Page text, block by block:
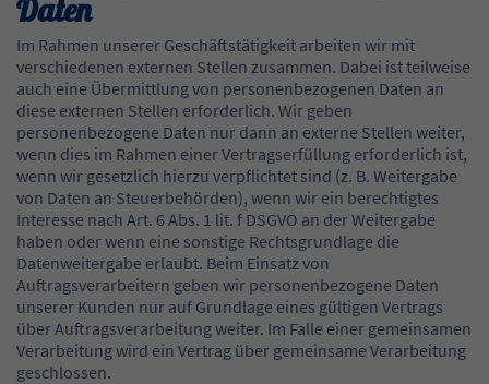
Daten
Im Rahmen unserer Geschäftstätigkeit arbeiten wir mit
verschiedenen externen Stellen zusammen. Dabei ist teilweise
auch eine Übermittlung von personenbezogenen Daten an
diese externen Stellen erforderlich. Wir geben
personenbezogene Daten nur dann an externe Stellen weiter,
wenn dies im Rahmen einer Vertragserfüllung erforderlich ist,
wenn wir gesetzlich hierzu verpflichtet sind (z. B. Weitergabe
von Daten an Steuerbehörden), wenn wir ein berechtigtes
Interesse nach Art. 6 Abs. 1 lit. f DSGVO an der Weitergabe
haben oder wenn eine sonstige Rechtsgrundlage die
Datenweitergabe erlaubt. Beim Einsatz von
Auftragsverarbeitern geben wir personenbezogene Daten
unserer Kunden nur auf Grundlage eines gültigen Vertrags
über Auftragsverarbeitung weiter. Im Falle einer gemeinsamen
Verarbeitung wird ein Vertrag über gemeinsame Verarbeitung
geschlossen.